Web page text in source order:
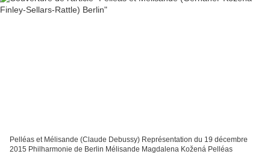
Pelléas et Mélisande (Claude Debussy) Représentation du 19 décembre
2015 Philharmonie de Berlin Mélisande Magdalena Kožená Pelléas